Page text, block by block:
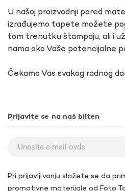
U našoj proizvodnji pored
izrađujemo tapete možete
tom trenutku štampaju, ali i
nama oko Vaše potencijalne
Čekamo Vas svakog radnog
Prijavite se na naš bilten
Pri prijavljivanju slažete se da
promotivne materijale od Foto